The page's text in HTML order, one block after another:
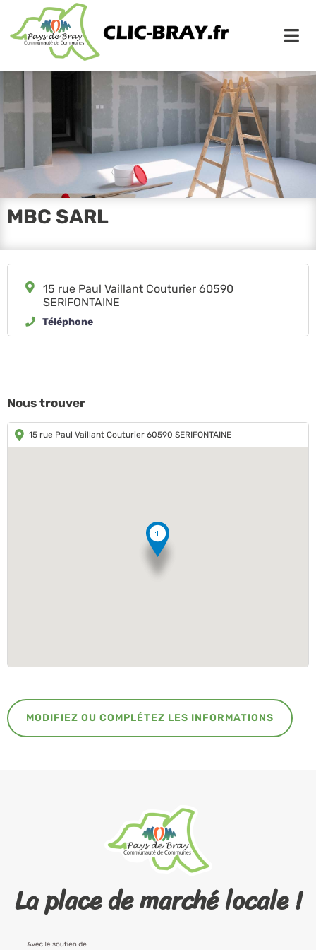
MBC SARL
15 rue Paul Vaillant Couturier 60590
SERIFONTAINE
Téléphone
Nous trouver
15 rue Paul Vaillant Couturier 60590 SERIFONTAINE
MODIFIEZ OU COMPLÉTEZ LES INFORMATIONS
La place de marché locale !